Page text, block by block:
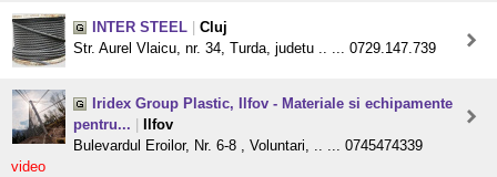
INTER STEEL
Cluj
Str. Aurel Vlaicu, nr. 34, Turda, judetu .. ... 0729.147.739
Iridex Group Plastic, Ilfov - Materiale si echipamente
pentru...
Ilfov
Bulevardul Eroilor, Nr. 6-8 , Voluntari, .. ... 0745474339
video